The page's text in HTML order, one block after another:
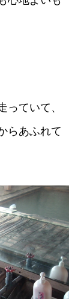
っていて、
らあふれて